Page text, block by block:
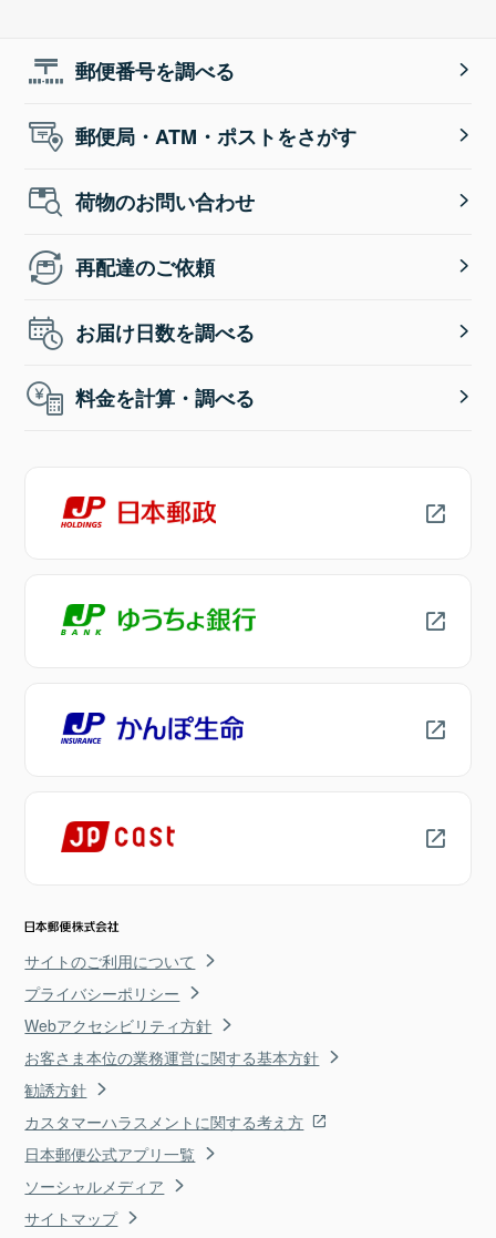
郵便番号を調べる
郵便局・ATM・ポストをさがす
荷物のお問い合わせ
再配達のご依頼
お届け日数を調べる
料金を計算・調べる
サイトのご利用について
プライバシーポリシー
Webアクセシビリティ方針
お客さま本位の業務運営に関する基本方針
勧誘方針
カスタマーハラスメントに関する考え方
日本郵便公式アプリ一覧
ソーシャルメディア
サイトマップ